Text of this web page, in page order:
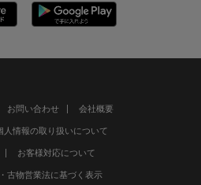
お問い合わせ 会社概要
人情報の取り扱いについて
お客様対応について
古物営業法に基づく表示